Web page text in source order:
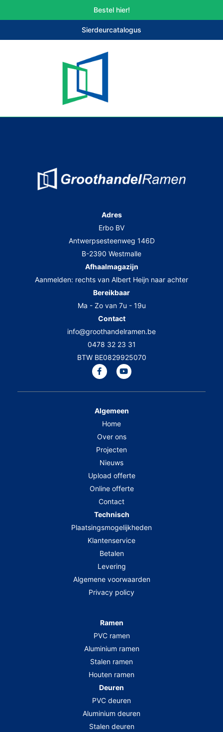
Bestel hier!
Sierdeurcatalogus
Adres
Erbo BV
Antwerpsesteenweg 146D
B-2390 Westmalle
Afhaalmagazijn
Aanmelden: rechts van Albert Heijn naar achter
Bereikbaar
Ma - Zo van 7u - 19u
Contact
info@groothandelramen.be
0478 32 23 31
BTW BE0829925070
Algemeen
Home
Over ons
Projecten
Nieuws
Upload offerte
Online offerte
Contact
Technisch
Plaatsingsmogelijkheden
Klantenservice
Betalen
Levering
Algemene voorwaarden
Privacy policy
Ramen
PVC ramen
Aluminium ramen
Stalen ramen
Houten ramen
Deuren
PVC deuren
Aluminium deuren
Stalen deuren